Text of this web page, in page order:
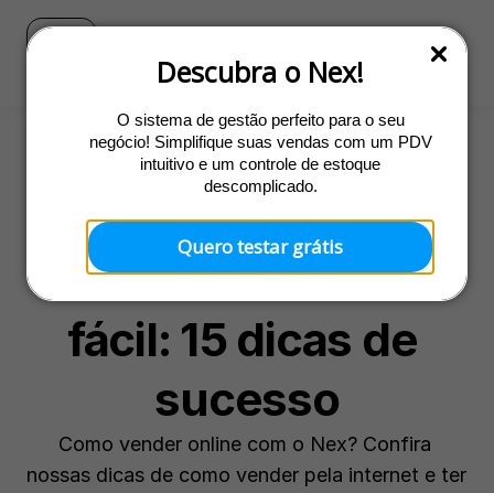
Descubra o Nex!
O sistema de gestão perfeito para o seu
negócio! Simplifique suas vendas com um PDV
intuitivo e um controle de estoque
descomplicado.
Quero testar grátis
Venda online
Como vender pela
internet de forma
fácil: 15 dicas de
sucesso
Como vender online com o Nex? Confira
nossas dicas de como vender pela internet e ter
Blog Ir para o site do Nex